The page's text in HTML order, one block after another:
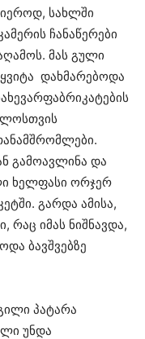
სახლში
ჩანაწერები
მას გული
დახმარებოდა
გამოავლინა და
ხელფასი ორჯერ
გარდა ამისა,
რაც იმას ნიშნავდა,
ბავშვებზე
პატარა
უნდა